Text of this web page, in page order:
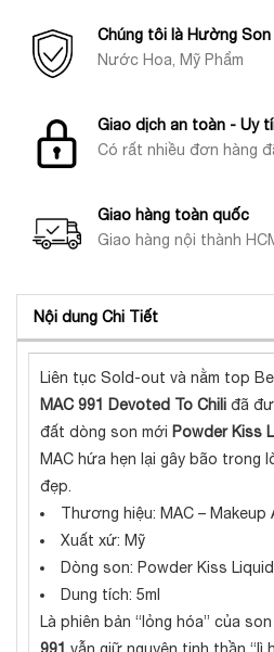
Chúng tôi là Hường Son
Nước Hoa, Mỹ Phẩm
Giao dịch an toàn - Uy
Có rất nhiều đơn hàng
Giao hàng toàn quốc
Giao hàng nội thành
Nội dung Chi Tiết
Liên tục Sold-out và nằm top
MAC 991 Devoted To Chili đã
đất dòng son mới Powder Kiss
MAC hứa hẹn lại gây bão trong
đẹp.
Thương hiệu: MAC –
Xuất xứ: Mỹ
Dòng son: Powder Kiss
Dung tích: 5ml
Là phiên bản “lỏng hóa” của